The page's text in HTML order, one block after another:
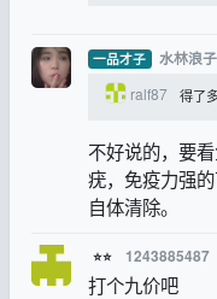
一品才子 水林浪子
ralf87
得了
不好说的，要
疣，免疫力强
自体清除。
⭐⭐ 1243885487
打个九价吧